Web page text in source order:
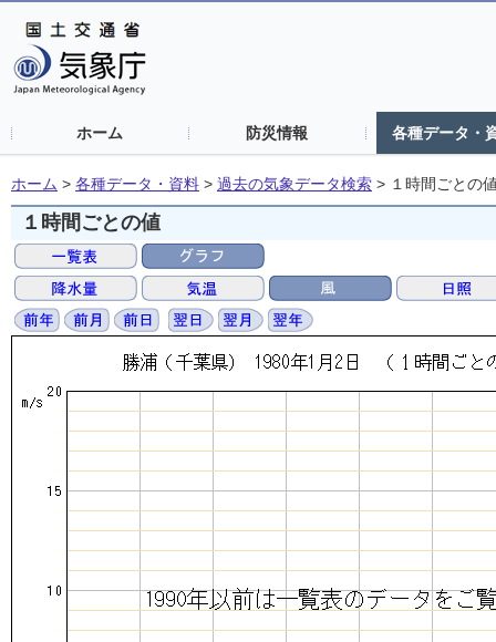
ホーム 防災情報 各種データ・
ホーム > 各種データ・資料 > 過去の気象データ検索 > １時間ごとの
１時間ごとの値